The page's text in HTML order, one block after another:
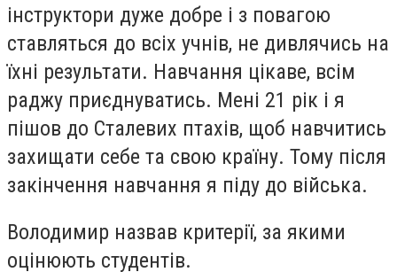
інструктори дуже добре і з повагою
ставляться до всіх учнів, не дивлячись на
їхні результати. Навчання цікаве, всім
раджу приєднуватись. Мені 21 рік і я
пішов до Сталевих птахів, щоб навчитись
захищати себе та свою країну. Тому після
закінчення навчання я піду до війська.
Володимир назвав критерії, за якими
оцінюють студентів.